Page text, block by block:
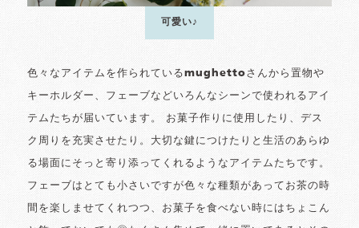
可愛い♪
色々なアイテムを作られているmughettoさんから置物や
キーホルダー、フェーブなどいろんなシーンで使われるアイ
テムたちが届いています。 お菓子作りに使用したり、デス
ク周りを充実させたり。大切な鍵につけたりと生活のあらゆ
る場面にそっと寄り添ってくれるようなアイテムたちです。
フェーブはとても小さいですが色々な種類があってお茶の時
間を楽しませてくれつつ、お菓子を食べない時にはちょこん